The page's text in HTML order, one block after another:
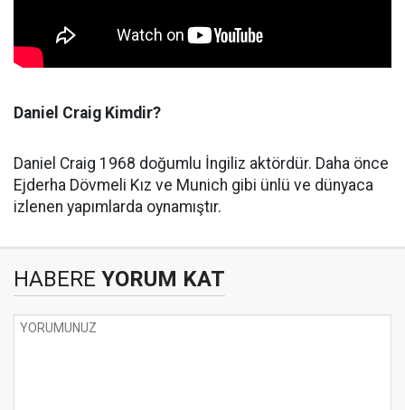
Daniel Craig Kimdir?
Daniel Craig 1968 doğumlu İngiliz aktördür. Daha önce
Ejderha Dövmeli Kız ve Munich gibi ünlü ve dünyaca
izlenen yapımlarda oynamıştır.
HABERE YORUM KAT